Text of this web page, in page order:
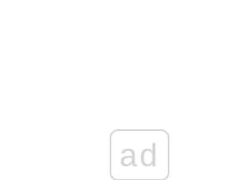
ad